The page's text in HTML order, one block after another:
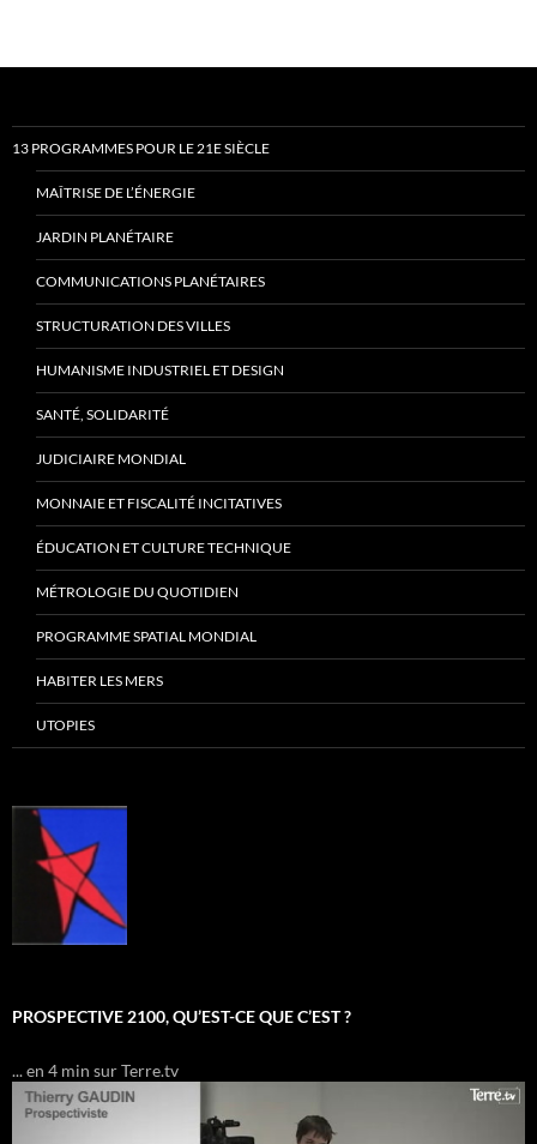
13 PROGRAMMES POUR LE 21E SIÈCLE
MAÎTRISE DE L’ÉNERGIE
JARDIN PLANÉTAIRE
COMMUNICATIONS PLANÉTAIRES
STRUCTURATION DES VILLES
HUMANISME INDUSTRIEL ET DESIGN
SANTÉ, SOLIDARITÉ
JUDICIAIRE MONDIAL
MONNAIE ET FISCALITÉ INCITATIVES
ÉDUCATION ET CULTURE TECHNIQUE
MÉTROLOGIE DU QUOTIDIEN
PROGRAMME SPATIAL MONDIAL
HABITER LES MERS
UTOPIES
PROSPECTIVE 2100, QU’EST-CE QUE C’EST ?
... en 4 min sur Terre.tv